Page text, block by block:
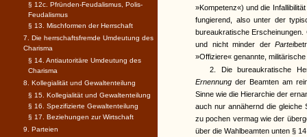
»Kompetenz«) und die
fungierend, also unter der
bureaukratische
und nicht minder derPartei
»Offiziere« genannte, militärische
2. Die bureaukratische
Ernennung der Beamten am
Sinne wie die Hierarchie der
auch nur annähernd die gleiche
zu pochen vermag wie der
über die Wahlbeamten unten §
§ 12c. Pfründen-Feudalismus, Polis-
Feudalismus
§ 13. Mischformen der Herrschaft
7. Die herrschaftsfremde Umdeutung des
Charisma
§ 14. Antiautoritäre Umdeutung des
Charisma
8. Kollegialität und Gewaltenteilung
§ 15. Kollegialität und Gewaltenteilung
§ 16. Spezifizierte Gewaltenteilung
§ 17. Beziehungen zur Wirtschaft
9. Parteien